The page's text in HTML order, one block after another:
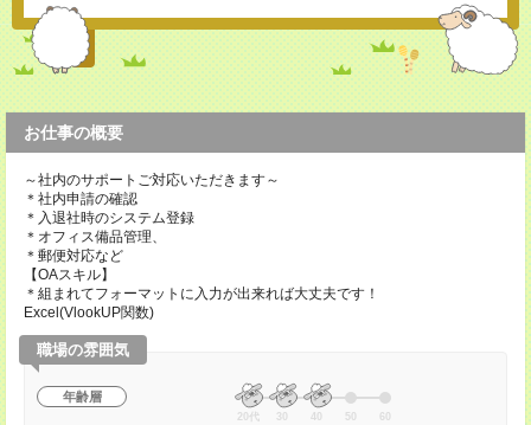
お仕事の概要
～社内のサポートご対応いただきます～
＊社内申請の確認
＊入退社時のシステム登録
＊オフィス備品管理、
＊郵便対応など
【OAスキル】
＊組まれてフォーマットに入力が出来れば大丈夫です！
Excel(VlookUP関数)
職場の雰囲気
年齢層
20代 30 40 50 60